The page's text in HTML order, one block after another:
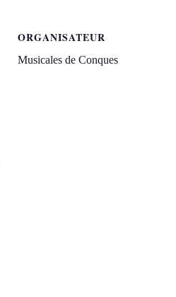
ORGANISATEUR
Musicales de Conques